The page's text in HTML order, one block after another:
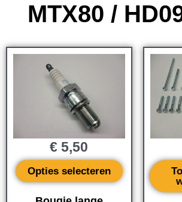
MTX80 /
€ 5,50
Opties selecteren